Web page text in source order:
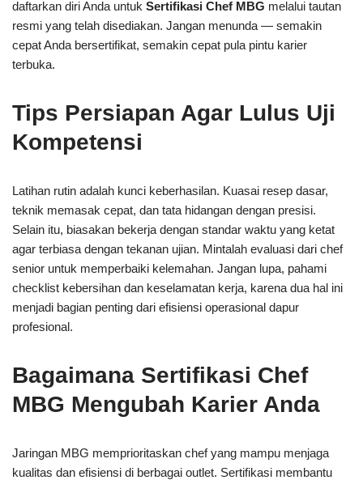
daftarkan diri Anda untuk Sertifikasi Chef MBG melalui tautan
resmi yang telah disediakan. Jangan menunda — semakin
cepat Anda bersertifikat, semakin cepat pula pintu karier
terbuka.
Tips Persiapan Agar Lulus Uji
Kompetensi
Latihan rutin adalah kunci keberhasilan. Kuasai resep dasar,
teknik memasak cepat, dan tata hidangan dengan presisi.
Selain itu, biasakan bekerja dengan standar waktu yang ketat
agar terbiasa dengan tekanan ujian. Mintalah evaluasi dari chef
senior untuk memperbaiki kelemahan. Jangan lupa, pahami
checklist kebersihan dan keselamatan kerja, karena dua hal ini
menjadi bagian penting dari efisiensi operasional dapur
profesional.
Bagaimana Sertifikasi Chef
MBG Mengubah Karier Anda
Jaringan MBG memprioritaskan chef yang mampu menjaga
kualitas dan efisiensi di berbagai outlet. Sertifikasi membantu